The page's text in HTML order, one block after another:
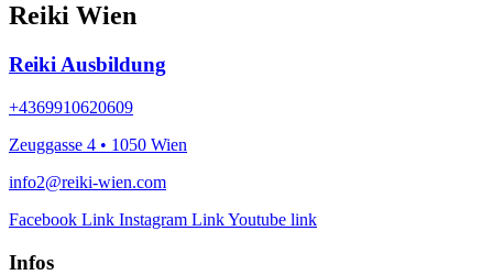
Reiki Wien
Reiki Ausbildung
+4369910620609
Zeuggasse 4 • 1050 Wien
info2@reiki-wien.com
Facebook Link Instagram LinkYoutube link
Infos